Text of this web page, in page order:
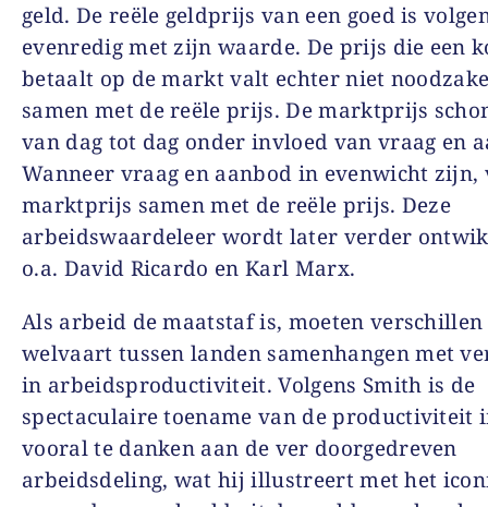
geld. De reële geldprijs van een goed is
evenredig met zijn waarde. De prijs die een
betaalt op de markt valt echter niet
samen met de reële prijs. De marktprijs
van dag tot dag onder invloed van vraag en
Wanneer vraag en aanbod in evenwicht zijn,
marktprijs samen met de reële prijs. Deze
arbeidswaardeleer wordt later verder
o.a. David Ricardo en Karl Marx.
Als arbeid de maatstaf is, moeten
welvaart tussen landen samenhangen met
in arbeidsproductiviteit. Volgens Smith is de
spectaculaire toename van de productiviteit
vooral te danken aan de ver doorgedreven
arbeidsdeling, wat hij illustreert met het